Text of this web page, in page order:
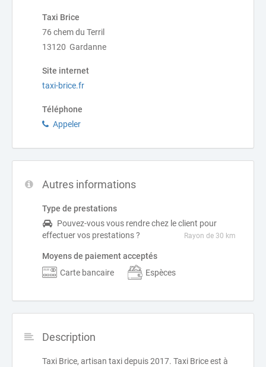
Taxi Brice
76 chem du Terril
13120 Gardanne
Site internet
taxi-brice.fr
Téléphone
Appeler
Autres informations
Type de prestations
Pouvez-vous vous rendre chez le client pour
effectuer vos prestations ?
Rayon de 30 km
Moyens de paiement acceptés
Carte bancaire
Espèces
Description
Taxi Brice, artisan taxi depuis 2017. Taxi Brice est à